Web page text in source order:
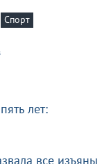
Спорт
лет:
все изъяны